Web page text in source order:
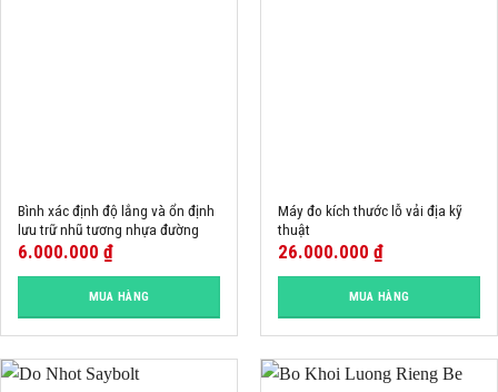
Bình xác định độ lắng và ổn định
lưu trữ nhũ tương nhựa đường
6.000.000 ₫
MUA HÀNG
Máy đo kích thước lỗ vải địa kỹ
thuật
26.000.000 ₫
MUA HÀNG